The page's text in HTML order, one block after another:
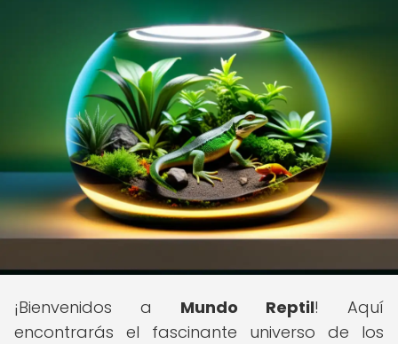
¡Bienvenidos a Mundo Reptil! Aquí
encontrarás el fascinante universo de los